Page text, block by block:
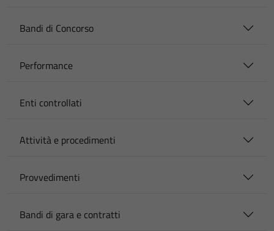
Bandi di Concorso
Performance
Enti controllati
Attività e procedimenti
Provvedimenti
Bandi di gara e contratti